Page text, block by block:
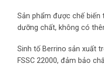
Sản phẩm được chế biến
dưỡng chất, không có
Sinh tố Berrino sản xuất
FSSC 22000, đảm bảo